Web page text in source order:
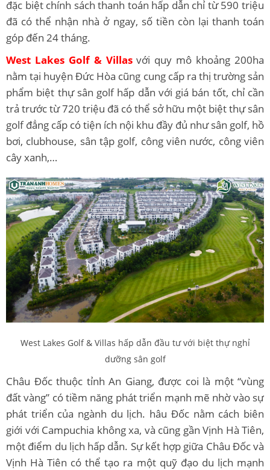
đặc biệt chính sách thanh toán hấp dẫn chỉ từ 590 triệu
đã có thể nhận nhà ở ngay, số tiền còn lại thanh toán
góp đến 24 tháng.
West Lakes Golf & Villas với quy mô khoảng 200ha
nằm tại huyện Đức Hòa cũng cung cấp ra thị trường sản
phẩm biệt thự sân golf hấp dẫn với giá bán tốt, chỉ cần
trả trước từ 720 triệu đã có thể sở hữu một biệt thự sân
golf đẳng cấp có tiện ích nội khu đầy đủ như sân golf, hồ
bơi, clubhouse, sân tập golf, công viên nước, công viên
cây xanh,…
West Lakes Golf & Villas hấp dẫn đầu tư với biệt thự nghỉ
dưỡng sân golf
Châu Đốc thuộc tỉnh An Giang, được coi là một “vùng
đất vàng” có tiềm năng phát triển mạnh mẽ nhờ vào sự
phát triển của ngành du lịch. hâu Đốc nằm cách biên
giới với Campuchia không xa, và cũng gần Vịnh Hà Tiên,
một điểm du lịch hấp dẫn. Sự kết hợp giữa Châu Đốc và
Vịnh Hà Tiên có thể tạo ra một quỹ đạo du lịch mạnh